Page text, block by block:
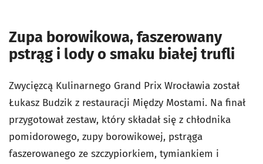
Zupa borowikowa, faszerowany
pstrąg i lody o smaku białej trufli
Zwycięzcą Kulinarnego Grand Prix Wrocławia został
Łukasz Budzik z restauracji Między Mostami. Na finał
przygotował zestaw, który składał się z chłodnika
pomidorowego, zupy borowikowej, pstrąga
faszerowanego ze szczypiorkiem, tymiankiem i